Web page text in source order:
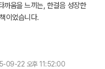
까움을 느끼는, 한걸음 성장한
이었습니다.
09-22 오후 11:52:00